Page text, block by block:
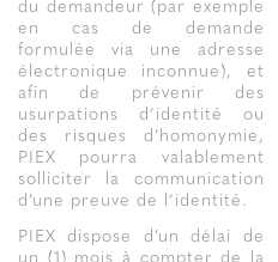
du demandeur (par exemple
en cas de demande
formulée via une adresse
électronique inconnue), et
afin de prévenir des
usurpations d’identité ou
des risques d’homonymie,
PIEX pourra valablement
solliciter la communication
d’une preuve de l’identité.
PIEX dispose d’un délai de